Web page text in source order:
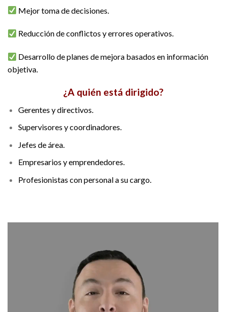
Mejor toma de decisiones.
Reducción de conflictos y errores operativos.
Desarrollo de planes de mejora basados en información
objetiva.
¿A quién está dirigido?
Gerentes y directivos.
Supervisores y coordinadores.
Jefes de área.
Empresarios y emprendedores.
Profesionistas con personal a su cargo.